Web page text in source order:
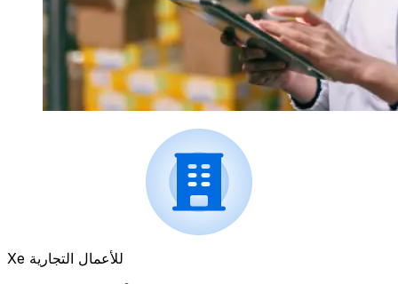
Xe للأعمال التجارية